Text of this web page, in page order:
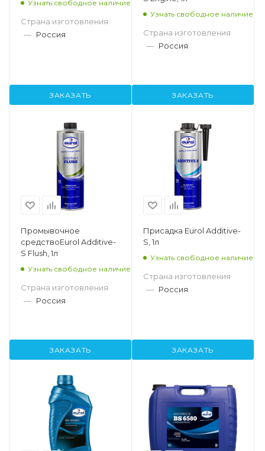
Узнать свободное наличие
Страна изготовления
— Россия
ЗАКАЗАТЬ
Узнать свободное наличие
Страна изготовления
— Россия
ЗАКАЗАТЬ
Промывочное
средствоEurol Additive-
S Flush, 1л
Узнать свободное наличие
Страна изготовления
— Россия
ЗАКАЗАТЬ
Присадка Eurol Additive-
S, 1л
Узнать свободное наличие
Страна изготовления
— Россия
ЗАКАЗАТЬ